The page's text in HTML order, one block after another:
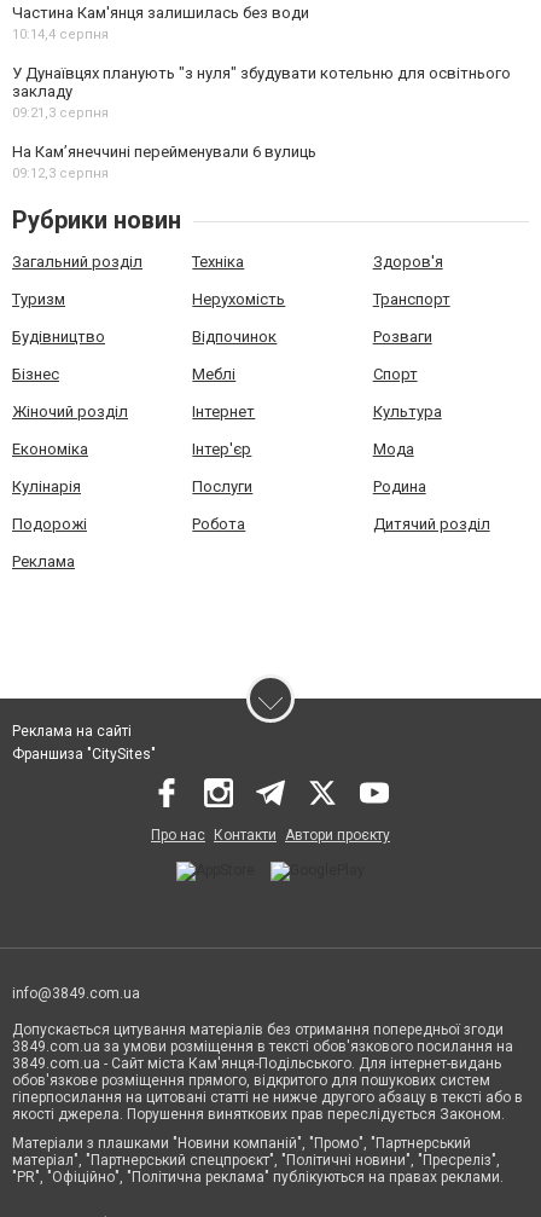
Частина Кам'янця залишилась без води
10:14,4 серпня
У Дунаївцях планують "з нуля" збудувати котельню для освітнього
закладу
09:21,3 серпня
На Камʼянеччині перейменували 6 вулиць
09:12,3 серпня
Рубрики новин
Загальний розділ Техніка Здоров'я
Туризм Нерухомість Транспорт
Будівництво Відпочинок Розваги
Бізнес Меблі Спорт
Жіночий розділ Інтернет Культура
Економіка Інтер'єр Мода
Кулінарія Послуги Родина
Подорожі Робота Дитячий розділ
Реклама
Реклама на сайті
Франшиза "CitySites"
Про нас Контакти Автори проєкту
info@3849.com.ua
Допускається цитування матеріалів без отримання попередньої згоди
3849.com.ua за умови розміщення в тексті обов'язкового посилання на
3849.com.ua - Сайт міста Кам'янця-Подільського. Для інтернет-видань
обов'язкове розміщення прямого, відкритого для пошукових систем
гіперпосилання на цитовані статті не нижче другого абзацу в тексті або в
якості джерела. Порушення виняткових прав переслідується Законом.
Матеріали з плашками "Новини компаній", "Промо", "Партнерський
матеріал", "Партнерський спецпроєкт", "Політичні новини", "Пресреліз",
"PR", "Офіційно", "Політична реклама" публікуються на правах реклами.